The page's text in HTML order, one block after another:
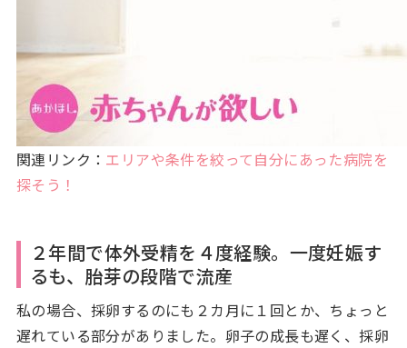
関連リンク： エリアや条件を絞って自分にあった病院を
探そう！
２年間で体外受精を４度経験。一度妊娠す
るも、胎芽の段階で流産
私の場合、採卵するのにも２カ月に１回とか、ちょっと
遅れている部分がありました。卵子の成長も遅く、採卵